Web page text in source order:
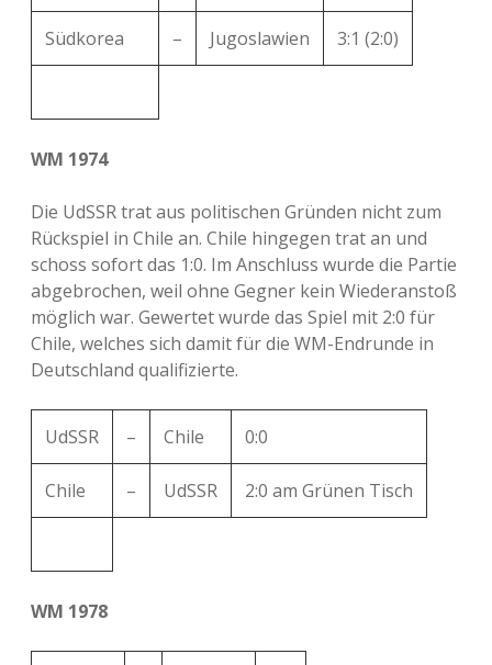
Südkorea – Jugoslawien 3:1 (2:0)
WM 1974
Die UdSSR trat aus politischen Gründen nicht zum
Rückspiel in Chile an. Chile hingegen trat an und
schoss sofort das 1:0. Im Anschluss wurde die Partie
abgebrochen, weil ohne Gegner kein Wiederanstoß
möglich war. Gewertet wurde das Spiel mit 2:0 für
Chile, welches sich damit für die WM-Endrunde in
Deutschland qualifizierte.
UdSSR – Chile 0:0
Chile – UdSSR 2:0 am Grünen Tisch
WM 1978